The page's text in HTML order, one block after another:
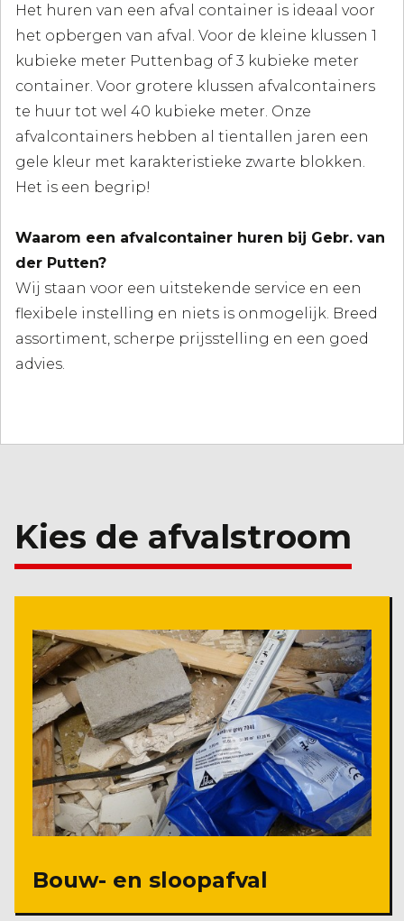
Het huren van een afval container is ideaal voor
het opbergen van afval. Voor de kleine klussen 1
kubieke meter Puttenbag of 3 kubieke meter
container. Voor grotere klussen afvalcontainers
te huur tot wel 40 kubieke meter. Onze
afvalcontainers hebben al tientallen jaren een
gele kleur met karakteristieke zwarte blokken.
Het is een begrip!
Waarom een afvalcontainer huren bij Gebr. van
der Putten?
Wij staan voor een uitstekende service en een
flexibele instelling en niets is onmogelijk. Breed
assortiment, scherpe prijsstelling en een goed
advies.
Kies de afvalstroom
Bouw- en sloopafval